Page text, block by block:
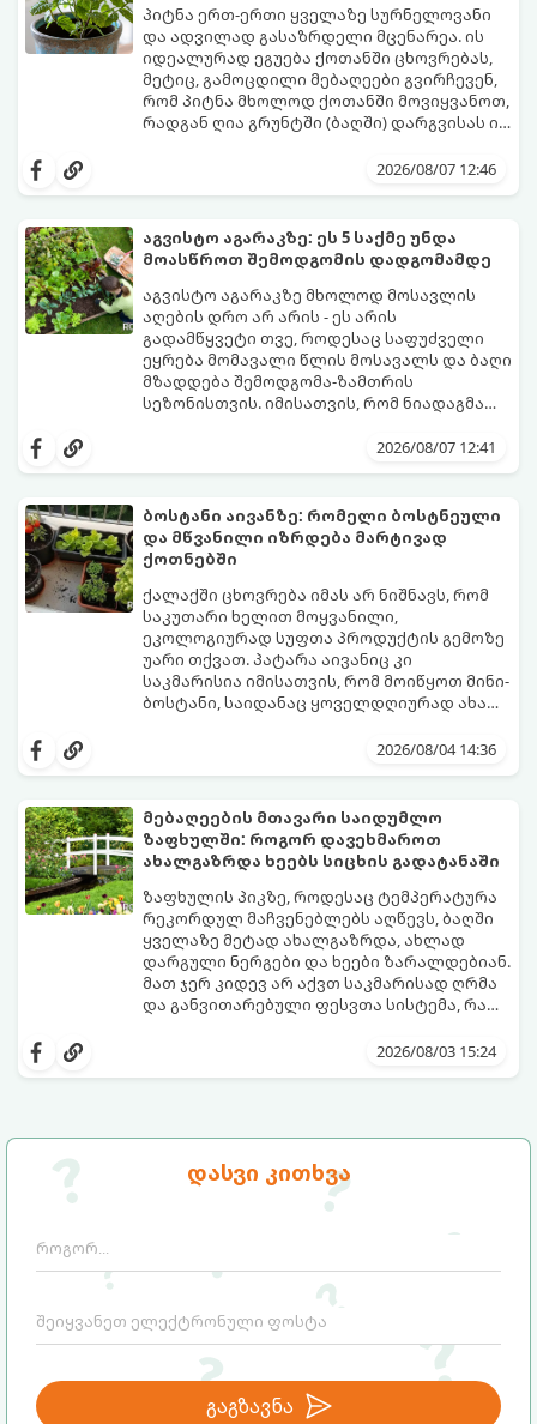
დასვი კითხვა
გაგზავნა
პიტნა ერთ-ერთი ყველაზე სურნელოვანი
და ადვილად გასაზრდელი მცენარეა. ის
იდეალურად ეგუება ქოთანში ცხოვრებას,
მეტიც, გამოცდილი მებაღეები გვირჩევენ,
რომ პიტნა მხოლოდ ქოთანში მოვიყვანოთ,
რადგან ღია გრუნტში (ბაღში) დარგვისას ის
და სხვა მცენარეებს ავიწროებს.
გაგახარებთ ნორჩი, არომატული2026/08/07 12:46
აგვისტო აგარაკზე: ეს 5 საქმე უნდა
მოასწროთ შემოდგომის დადგომამდე
აგვისტო აგარაკზე მხოლოდ მოსავლის
აღების დრო არ არის - ეს არის
გადამწყვეტი თვე, როდესაც საფუძველი
ეყრება მომავალი წლის მოსავალს და ბაღი
მზადდება შემოდგომა-ზამთრის
სეზონისთვის. იმისათვის, რომ ნიადაგმა
ზამთარს გაუძლონ, აგვისტოს ბოლომდე 5
2026/08/07 12:41
ბოსტანი აივანზე: რომელი ბოსტნეული
და მწვანილი იზრდება მარტივად
ქოთნებში
ქალაქში ცხოვრება იმას არ ნიშნავს, რომ
საკუთარი ხელით მოყვანილი,
ეკოლოგიურად სუფთა პროდუქტის გემოზე
უარი თქვათ. პატარა აივანიც კი
საკმარისია იმისათვის, რომ მოიწყოთ მინი-
ბოსტანი, საიდანაც ყოველდღიურად ახალ,
სასიამოვნო და ესთეტიკური ჰობია.
კარგად და როგორ მოუაროთ მათ სწორად.
2026/08/04 14:36
მებაღეების მთავარი საიდუმლო
ზაფხულში: როგორ დავეხმაროთ
ახალგაზრდა ხეებს სიცხის გადატანაში
ზაფხულის პიკზე, როდესაც ტემპერატურა
რეკორდულ მაჩვენებლებს აღწევს, ბაღში
ყველაზე მეტად ახალგაზრდა, ახლად
დარგული ნერგები და ხეები ზარალდებიან.
მათ ჯერ კიდევ არ აქვთ საკმარისად ღრმა
და განვითარებული ფესვთა სისტემა, რათა
დამოუკიდებლად მოიპოვონ.
არ დავეხმარებით, მათ შესაძლოა
გთავაზობთ მებაღეების გამოცდილ
როგორ გადავარჩინოთ ახალგაზრდა ხეები
2026/08/03 15:24